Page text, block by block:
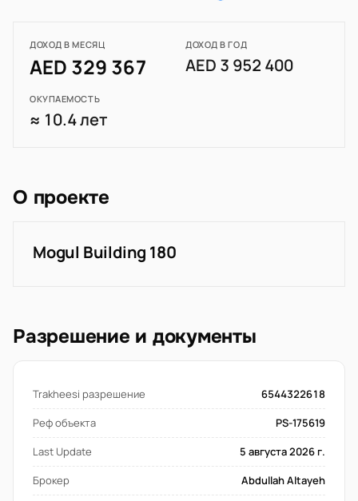
ДОХОД В МЕСЯЦ
AED 329 367
ДОХОД В ГОД
AED 3 952 400
ОКУПАЕМОСТЬ
≈ 10.4 лет
О проекте
Mogul Building 180
Разрешение и документы
Trakheesi разрешение
6544322618
Реф объекта
PS-175619
Last Update
5 августа 2026 г.
Брокер
Abdullah Altayeh